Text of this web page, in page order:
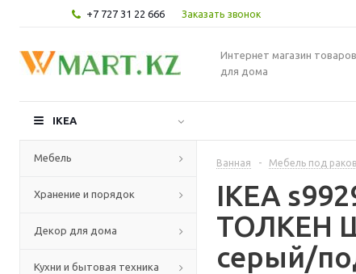
+7 727 31 22 666 Заказать звонок
Интернет магазин товаров
для дома
IKEA
Мебель
Хранение и порядок
Декор для дома
Кухни и бытовая техника
Ванная - Мебель под
IKEA
ТОЛКЕН
серый/